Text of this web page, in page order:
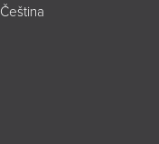
Čeština